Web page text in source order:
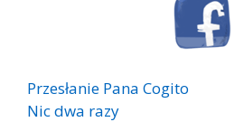
Przesłanie Pana Cogito
Nic dwa razy